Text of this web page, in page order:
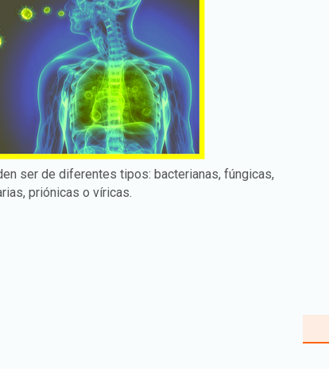
ser de diferentes tipos: bacterianas, fúngicas,
priónicas o víricas.